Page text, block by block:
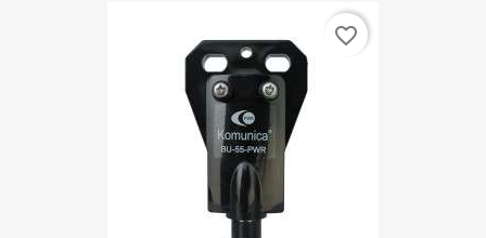
favorite_border